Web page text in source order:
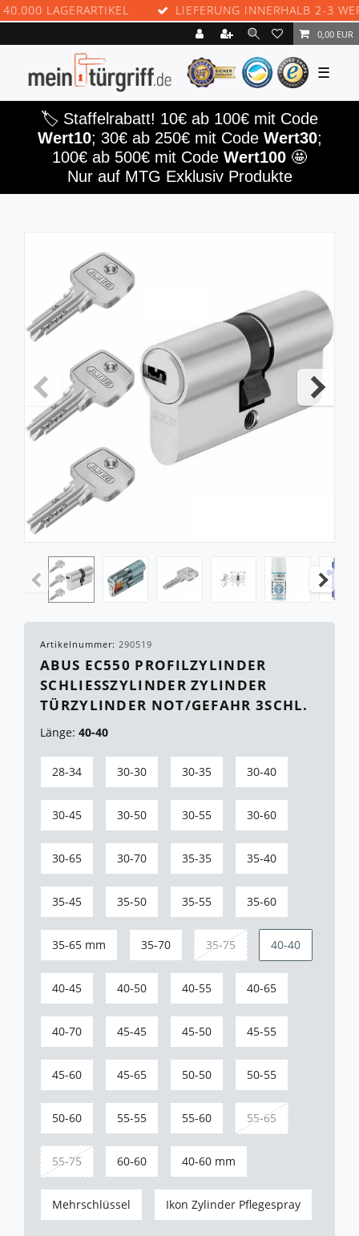
LAGERARTIKEL LIEFERUNG INNERHALB 2-3
0,00 EUR
☰
🏷️ Staffelrabatt! 10€ ab 100€ mit Code
Wert10; 30€ ab 250€ mit Code Wert30;
100€ ab 500€ mit Code Wert100 🤩
Nur auf MTG Exklusiv Produkte
Artikelnummer: 290519
ABUS EC550 PROFILZYLINDER
SCHLIESSZYLINDER ZYLINDER T
ÜRZYLINDER NOT/GEFAHR 3SCHL.
Länge: 40-40
28-34 30-30 30-35 30-40
30-45 30-50 30-55 30-60
30-65 30-70 35-35 35-40
35-45 35-50 35-55 35-60
35-65 mm 35-70 35-75 40-40
40-45 40-50 40-55 40-65
40-70 45-45 45-50 45-55
45-60 45-65 50-50 50-55
50-60 55-55 55-60 55-65
55-75 60-60 40-60 mm
Mehrschlüssel Ikon Zylinder Pflegespray